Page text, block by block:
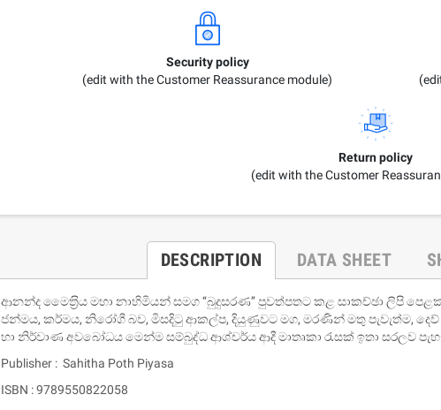
Security policy
(edit with the Customer Reassurance module)
Return policy
(edit with the Customer
DESCRIPTION DATA SHEET
ආනන්ද මෛත‍්‍රිය මහා නාහිමියන් සමග ‘‘බුදුසරණ’’ පුවත්පතට කළ සාකච්ඡා ලිපි
ජන්මය, කර්මය, නිරෝගී බව, මිසදිටු ආකල්ප, දියුණුවට මග, මරණින් මතු පැවැත්ම, දෙව්
හා නිර්වාණ අවබෝධය මෙන්ම සම්බුද්ධ ආශ්චර්ය ආදී මාතෘකා රැසක් ඉතා සරලව
Publisher : Sahitha Poth Piyasa
ISBN : 9789550822058